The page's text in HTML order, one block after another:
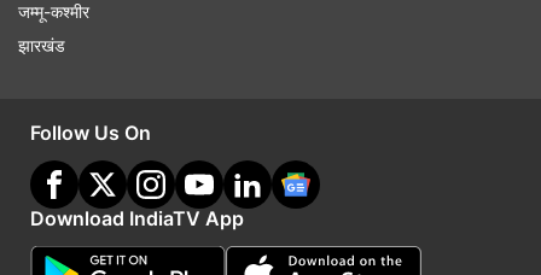
जम्मू-कश्मीर
झारखंड
Follow Us On
Download IndiaTV App